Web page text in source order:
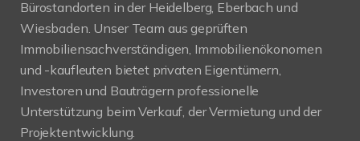
Bürostandorten in der Heidelberg, Eberbach und
Wiesbaden. Unser Team aus geprüften
Immobiliensachverständigen, Immobilienökonomen
und -kaufleuten bietet privaten Eigentümern,
Investoren und Bauträgern professionelle
Unterstützung beim Verkauf, der Vermietung und der
Projektentwicklung.